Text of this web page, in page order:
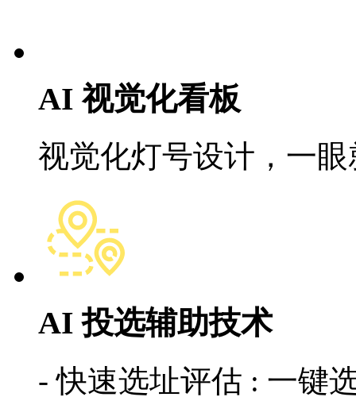
AI 视觉化看板
视觉化灯号设计，
AI 投选辅助技术
- 快速选址评估 : 一键